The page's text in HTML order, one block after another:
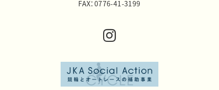
FAX：0776-41-3199